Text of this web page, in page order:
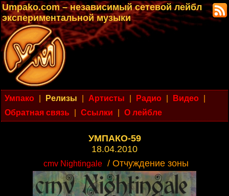
Umpako.com – независимый сетевой лейбл
экспериментальной музыки
Умпако Релизы Артисты Радио Видео
Обратная связь
Ссылки О лейбле
УМПАКО-59
18.04.2010
cmv Nightingale / Отчуждение зоны